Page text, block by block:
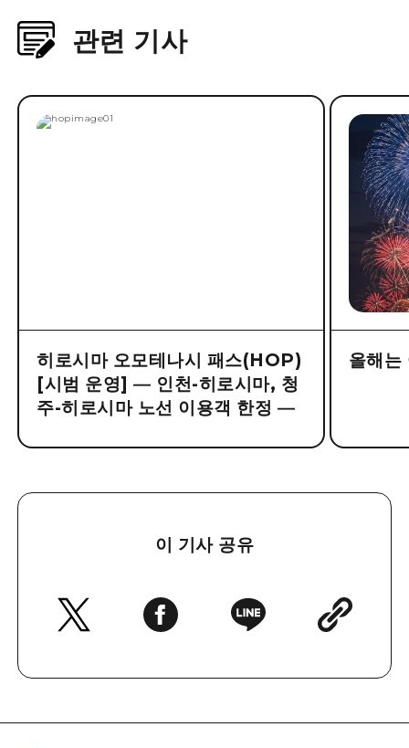
관련 기사
히로시마 오모테나시 패스(HOP)
[시범 운영] ― 인천-히로시마, 청
주-히로시마 노선 이용객 한정 ―
올해는
이 기사 공유